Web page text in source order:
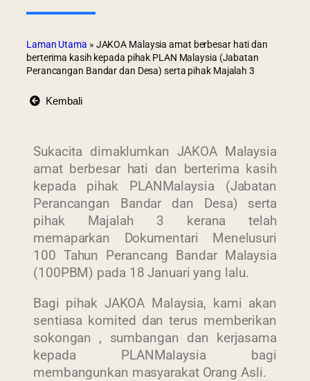
Laman Utama » JAKOA Malaysia amat berbesar hati dan
berterima kasih kepada pihak PLAN Malaysia (Jabatan
Perancangan Bandar dan Desa) serta pihak Majalah 3
Kembali
Sukacita dimaklumkan JAKOA Malaysia
amat berbesar hati dan berterima kasih
kepada pihak PLANMalaysia (Jabatan
Perancangan Bandar dan Desa) serta
pihak Majalah 3 kerana telah
memaparkan Dokumentari Menelusuri
100 Tahun Perancang Bandar Malaysia
(100PBM) pada 18 Januari yang lalu.
Bagi pihak JAKOA Malaysia, kami akan
sentiasa komited dan terus memberikan
sokongan , sumbangan dan kerjasama
kepada PLANMalaysia bagi
membangunkan masyarakat Orang Asli.